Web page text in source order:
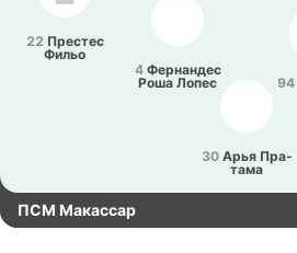
30 Арья Пра­
та­ма
4 Фе­рна­ндес
Роша Лопес
94
22 Пре­стес
Фильо
ПСМ Макассар